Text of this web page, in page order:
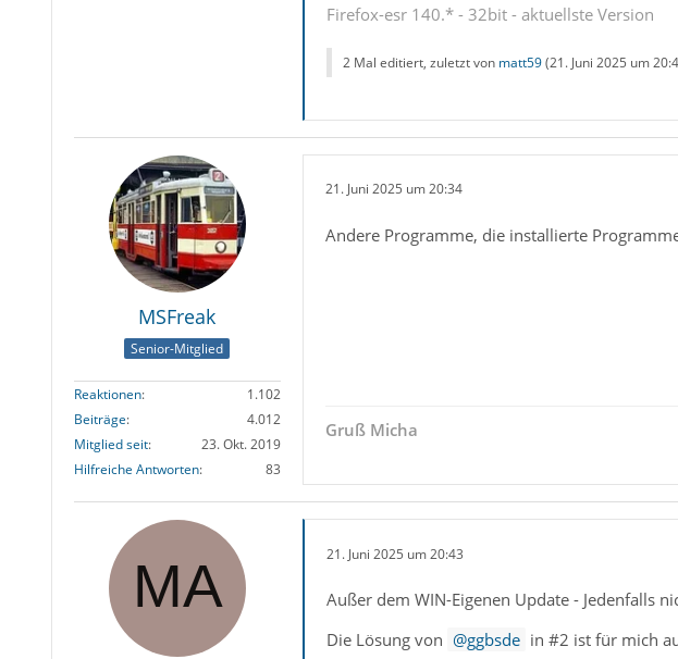
Firefox-esr 140.* - 32bit - aktuellste Version
2 Mal editiert, zuletzt von matt59(21. Juni 2025 um
MSFreak
Senior-Mitglied
Reaktionen
1.102
Beiträge
4.012
Mitglied seit
23. Okt. 2019
Hilfreiche Antworten
83
21. Juni 2025 um 20:34
Andere Programme, die installierte
Gruß Micha
21. Juni 2025 um 20:43
Außer dem WIN-Eigenen Update - Jedenfalls
Die Lösung von
ggbsde in #2 ist für mich